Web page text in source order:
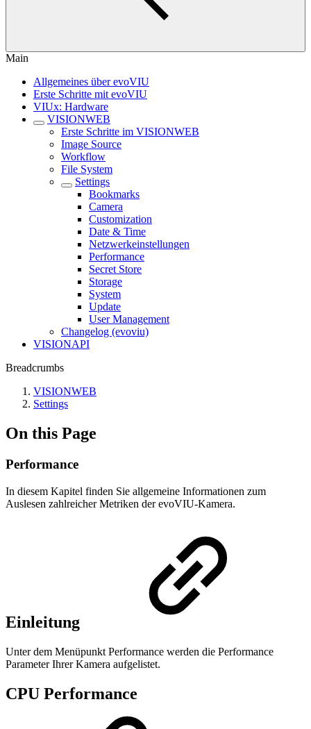
Main
Allgemeines über evoVIU
Erste Schritte mit evoVIU
VIUx: Hardware
VISIONWEB
Erste Schritte im VISIONWEB
Image Source
Workflow
File System
Settings
Bookmarks
Camera
Customization
Date & Time
Netzwerkeinstellungen
Performance
Secret Store
Storage
System
Update
User Management
Changelog (evoviu)
VISIONAPI
Breadcrumbs
VISIONWEB
Settings
On this Page
Performance
In diesem Kapitel finden Sie allgemeine Informationen zum
Auslesen zahlreicher Metriken der evoVIU-Kamera.
Einleitung
Unter dem Menüpunkt Performance werden die Performance
Parameter Ihrer Kamera aufgelistet.
CPU Performance